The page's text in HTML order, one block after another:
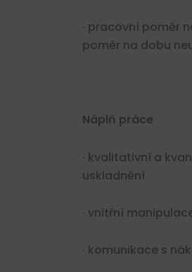
· pracovní poměr
poměr na dobu
Náplň práce
· kvalitativní a
uskladnění
· vnitřní
· komunikace s